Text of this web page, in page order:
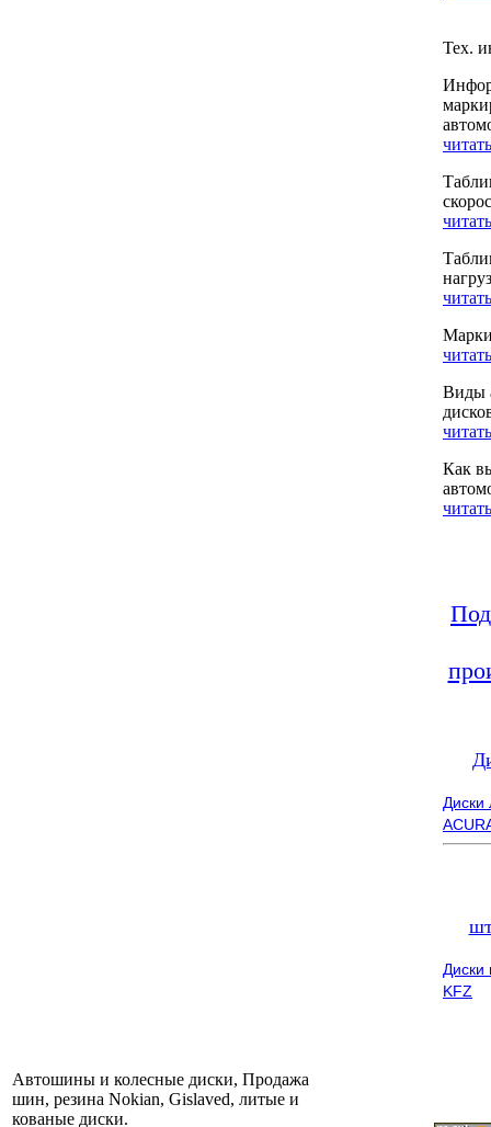
Тех.
Виды
Как
Диски
KFZ
Автошины и колесные диски, Продажа
шин, резина Nokian, Gislaved, литые и
кованые диски.